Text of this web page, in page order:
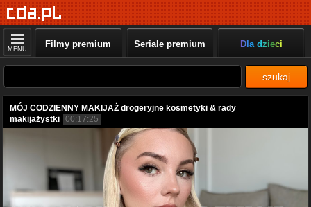
MENU Filmy premium Seriale premium Dla dzieci
szukaj
MÓJ CODZIENNY MAKIJAŻ drogeryjne kosmetyki & rady
makijażystki 00:17:25